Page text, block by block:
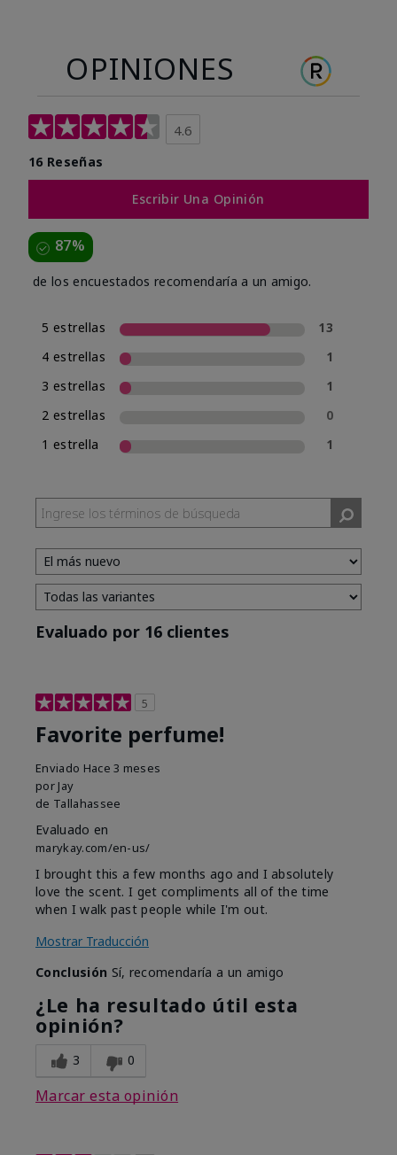
OPINIONES
4.6
16 Reseñas
Escribir Una Opinión
87%
de los encuestados recomendaría a un amigo.
5 estrellas
13
4 estrellas
1
3 estrellas
1
2 estrellas
0
1 estrella
1
Evaluado por 16 clientes
5
Favorite perfume!
Enviado Hace 3 meses
por Jay
de Tallahassee
Evaluado en
marykay.com/en-us/
I brought this a few months ago and I absolutely
love the scent. I get compliments all of the time
when I walk past people while I'm out.
Mostrar Traducción
Conclusión Sí, recomendaría a un amigo
¿Le ha resultado útil esta
opinión?
3 0
Marcar esta opinión